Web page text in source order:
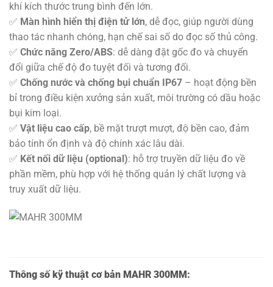
khí kích thước trung bình đến lớn.
✅ Màn hình hiển thị điện tử lớn, dễ đọc, giúp người dùng
thao tác nhanh chóng, hạn chế sai số do đọc số thủ công.
✅ Chức năng Zero/ABS: dễ dàng đặt gốc đo và chuyển
đổi giữa chế độ đo tuyệt đối và tương đối.
✅ Chống nước và chống bụi chuẩn IP67 – hoạt động bền
bỉ trong điều kiện xưởng sản xuất, môi trường có dầu hoặc
bụi kim loại.
✅ Vật liệu cao cấp, bề mặt trượt mượt, độ bền cao, đảm
bảo tính ổn định và độ chính xác lâu dài.
✅ Kết nối dữ liệu (optional): hỗ trợ truyền dữ liệu đo về
phần mềm, phù hợp với hệ thống quản lý chất lượng và
truy xuất dữ liệu.
Thông số kỹ thuật cơ bản MAHR 300MM: